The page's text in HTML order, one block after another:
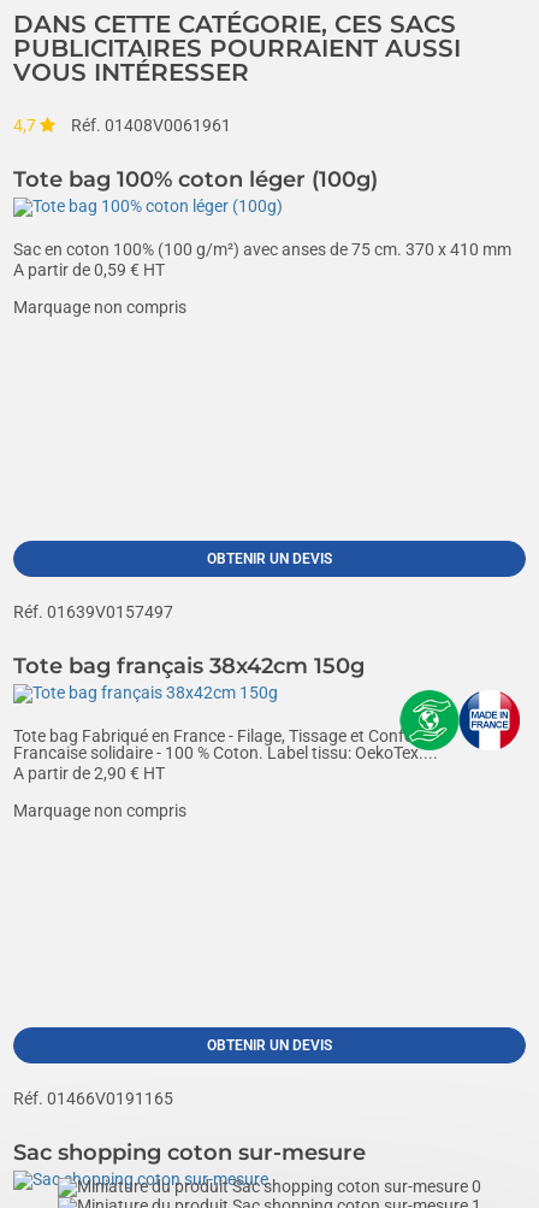
DANS CETTE CATÉGORIE, CES SACS
PUBLICITAIRES POURRAIENT AUSSI
VOUS INTÉRESSER
4,7 Réf. 01408V0061961
Tote bag 100% coton léger (100g)
Sac en coton 100% (100 g/m²) avec anses de 75 cm. 370 x 410 mm
A partir de0,59€ HT
Marquage non compris
OBTENIR UN DEVIS
Réf. 01639V0157497
Tote bag français 38x42cm 150g
Tote bag Fabriqué en France - Filage, Tissage et Confection
Francaise solidaire - 100 % Coton. Label tissu: OekoTex....
A partir de2,90€ HT
Marquage non compris
OBTENIR UN DEVIS
Réf. 01466V0191165
Sac shopping coton sur-mesure